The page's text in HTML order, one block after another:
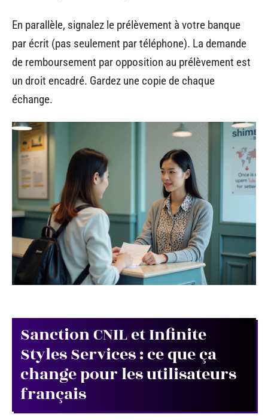
En parallèle, signalez le prélèvement à votre banque
par écrit (pas seulement par téléphone). La demande
de remboursement par opposition au prélèvement est
un droit encadré. Gardez une copie de chaque
échange.
Sanction CNIL et Infinite
Styles Services : ce que ça
change pour les utilisateurs
français